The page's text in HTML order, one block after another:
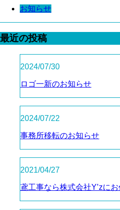
お知らせ
最近の投稿
2024/07/30
ロゴ一新のお知らせ
2024/07/22
事務所移転のお知らせ
2021/04/27
鳶工事なら株式会社Y’zにお